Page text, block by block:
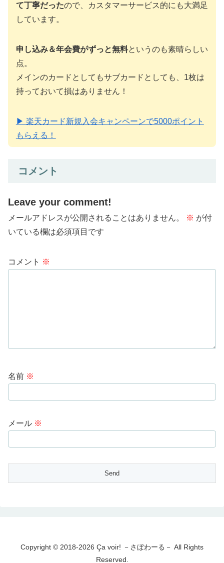
て丁寧だったので、カスタマーサービス的にも大満足
しています。
申し込み＆年会費がずっと無料というのも素晴らしい
点。
メインのカードとしてもサブカードとしても、1枚は
持っておいて損はありません！
▶ 楽天カード新規入会キャンペーンで5000ポイント
もらえる！
コメント
Leave your comment!
メールアドレスが公開されることはありません。 ※ が付
いている欄は必須項目です
コメント ※
名前 ※
メール ※
Copyright © 2018-2026 Ça voir! －さぼわーる－ All Rights
Reserved.